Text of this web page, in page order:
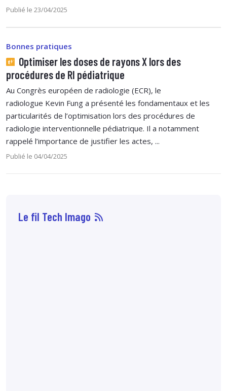
Publié le 23/04/2025
Bonnes pratiques
Optimiser les doses de rayons X lors des
procédures de RI pédiatrique
Au Congrès européen de radiologie (ECR), le
radiologue Kevin Fung a présenté les fondamentaux et les
particularités de l’optimisation lors des procédures de
radiologie interventionnelle pédiatrique. Il a notamment
rappelé l’importance de justifier les actes, ...
Publié le 04/04/2025
Le fil Tech Imago